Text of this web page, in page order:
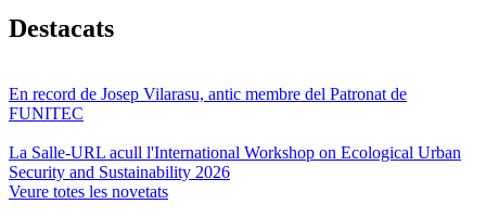
Destacats
En record de Josep Vilarasu, antic membre del Patronat de
FUNITEC
La Salle-URL acull l'International Workshop on Ecological Urban
Security and Sustainability 2026
Veure totes les novetats